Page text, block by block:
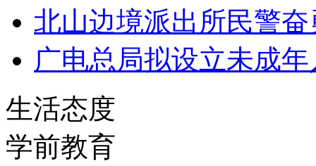
北山边境派出所民警
广电总局拟设立未成
生活态度
学前教育